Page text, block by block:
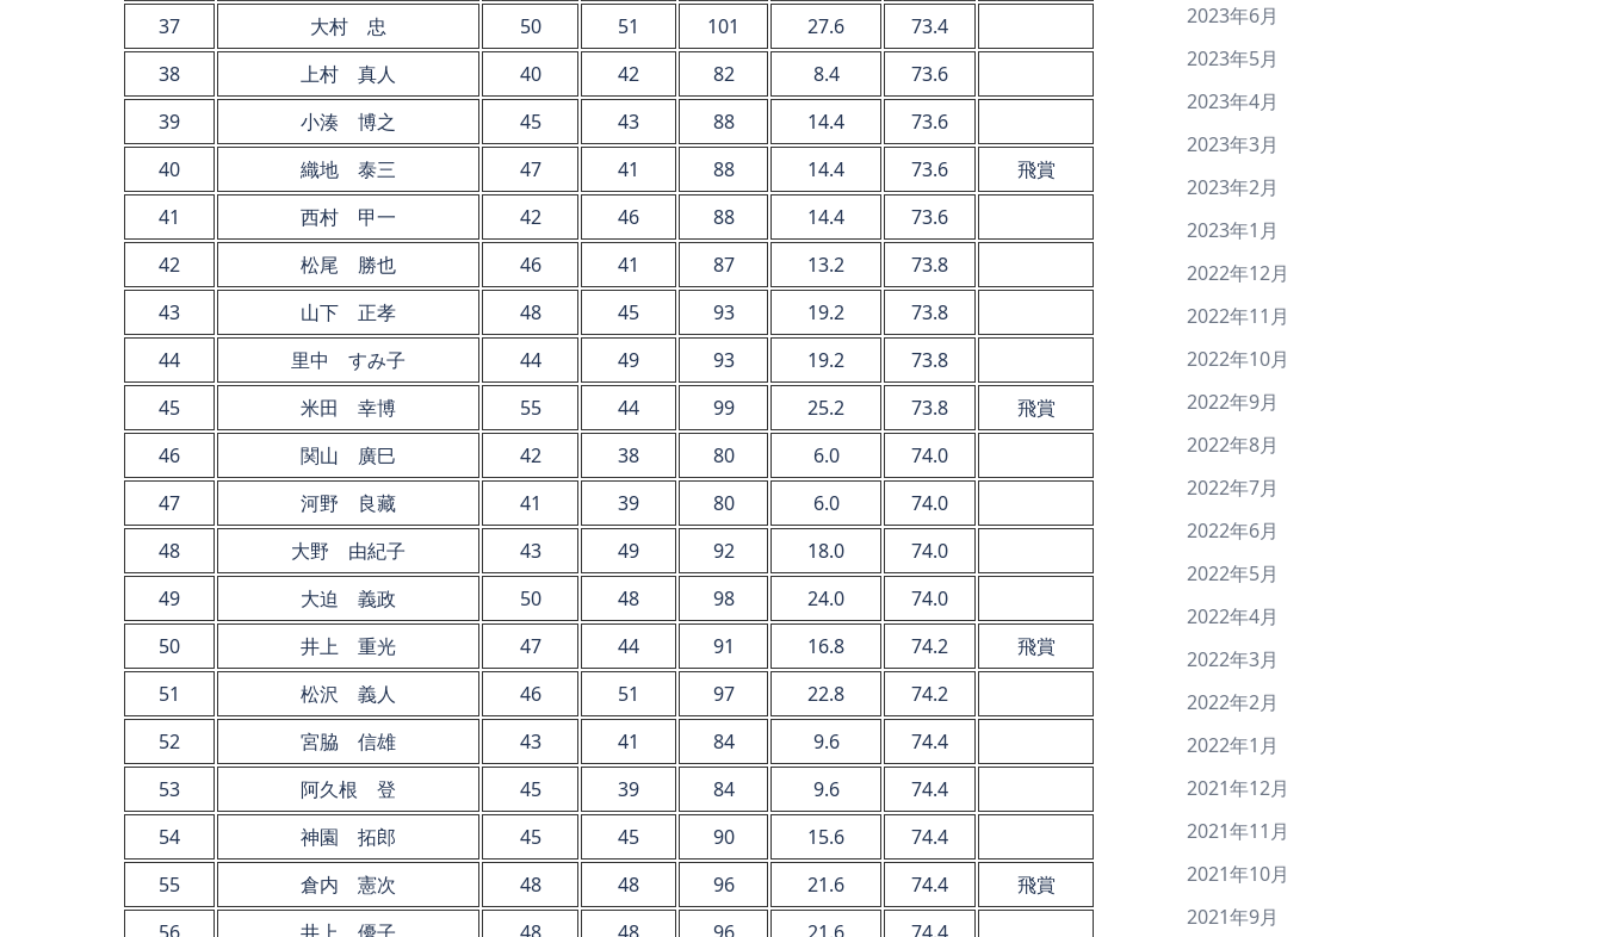
37
大村 忠 50 51 101 27.6
73.4
38
上村 真人 40 42 82 8.4
73.6
39
小湊 博之 45 43 88 14.4
73.6
40
織地 泰三 47 41 88 14.4 73.6
飛賞
41
西村 甲一 42 46 88 14.4
73.6
42
松尾 勝也 46 41 87 13.2
73.8
43
山下 正孝 48 45 93 19.2
73.8
44
里中 すみ子 44 49 93 19.2
73.8
45
米田 幸博 55 44 99 25.2 73.8
飛賞
46
関山 廣巳 42 38 80 6.0
74.0
47
河野 良藏 41 39 80 6.0
74.0
48
大野 由紀子 43 49 92 18.0
74.0
49
大迫 義政 50 48 98 24.0
74.0
50
井上 重光 47 44 91 16.8 74.2
飛賞
51
松沢 義人 46 51 97 22.8
74.2
52
宮脇 信雄 43 41 84 9.6
74.4
53
阿久根 登 45 39 84 9.6
74.4
54
神園 拓郎 45 45 90 15.6
74.4
55
倉内 憲次 48 48 96 21.6 74.4
飛賞
2023年6月
2023年5月
2023年4月
2023年3月
2023年2月
2023年1月
2022年12月
2022年11月
2022年10月
2022年9月
2022年8月
2022年7月
2022年6月
2022年5月
2022年4月
2022年3月
2022年2月
2022年1月
2021年12月
2021年11月
2021年10月
2021年9月